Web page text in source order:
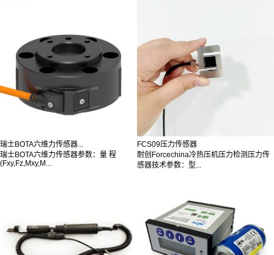
瑞士BOTA六维力传感器...
瑞士BOTA六维力传感器参数：量 程
(Fxy,Fz,Mxy,M...
FCS09压力传感器
耐创Forcechina冷热压机压力检测压力传
感器技术参数：型...